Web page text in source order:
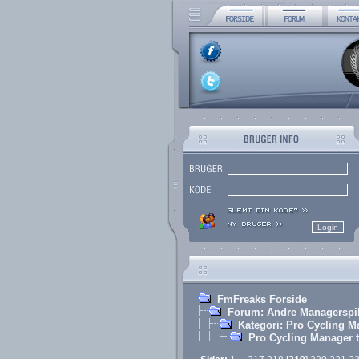
FmFreaks Forside
Forum: Andre Managerspil
Kategori: Pro Cycling
Pro Cycling Manager